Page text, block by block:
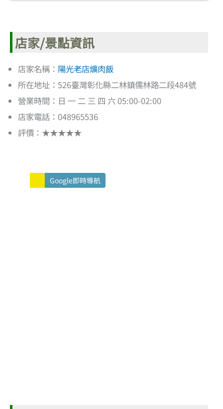
店家/景點資訊
店家名稱： 陽光老店爌肉飯
所在地址：526臺灣彰化縣二林鎮儒林路二段484號
營業時間：日 一 二 三 四 六 05:00-02:00
店家電話：048965536
評價：★★★★★
Google即時導航